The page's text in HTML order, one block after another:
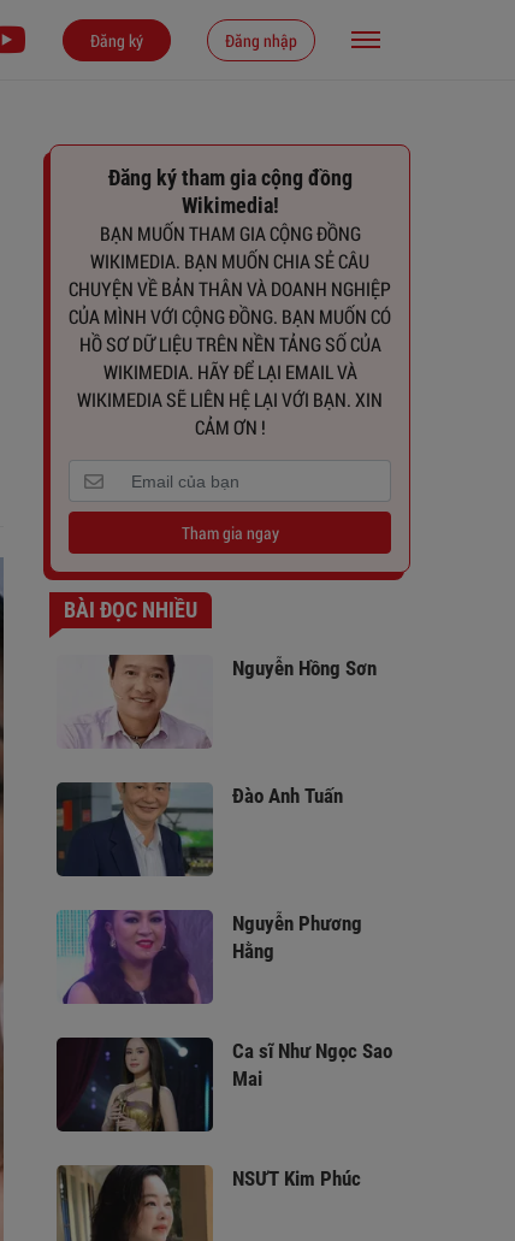
Đăng ký Đăng nhập
Đăng ký tham gia cộng đồng
Wikimedia!
BẠN MUỐN THAM GIA CỘNG ĐỒNG
WIKIMEDIA. BẠN MUỐN CHIA SẺ CÂU
CHUYỆN VỀ BẢN THÂN VÀ DOANH NGHIỆP
CỦA MÌNH VỚI CỘNG ĐỒNG. BẠN MUỐN CÓ
HỒ SƠ DỮ LIỆU TRÊN NỀN TẢNG SỐ CỦA
WIKIMEDIA. HÃY ĐỂ LẠI EMAIL VÀ
WIKIMEDIA SẼ LIÊN HỆ LẠI VỚI BẠN. XIN
CẢM ƠN !
Tham gia ngay
BÀI ĐỌC NHIỀU
Nguyễn Hồng Sơn
Đào Anh Tuấn
Nguyễn Phương
Hằng
Ca sĩ Như Ngọc Sao
Mai
NSƯT Kim Phúc